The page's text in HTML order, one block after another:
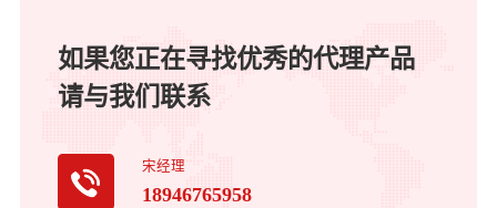
如果您正在寻找优秀的代理产品
请与我们联系
宋经理
18946765958